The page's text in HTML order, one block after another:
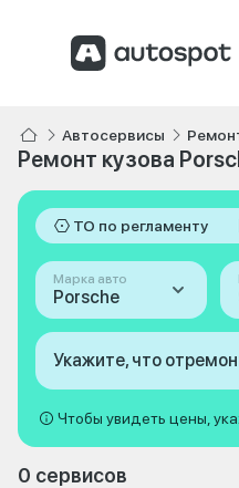
Автосервисы
Ремонт кузова
ТО по регламенту
Марка авто
Porsche
Укажите, что
Чтобы увидеть цены,
0 сервисов